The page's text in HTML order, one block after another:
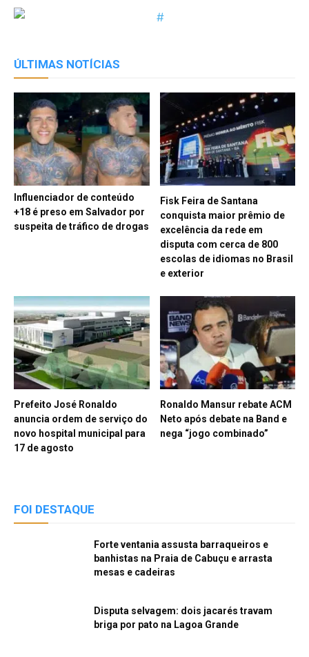
ÚLTIMAS NOTÍCIAS
Influenciador de conteúdo
+18 é preso em Salvador por
suspeita de tráfico de drogas
Fisk Feira de Santana
conquista maior prêmio de
excelência da rede em
disputa com cerca de 800
escolas de idiomas no Brasil
e exterior
Prefeito José Ronaldo
anuncia ordem de serviço do
novo hospital municipal para
17 de agosto
Ronaldo Mansur rebate ACM
Neto após debate na Band e
nega “jogo combinado”
FOI DESTAQUE
Forte ventania assusta barraqueiros e
banhistas na Praia de Cabuçu e arrasta
mesas e cadeiras
Disputa selvagem: dois jacarés travam
briga por pato na Lagoa Grande